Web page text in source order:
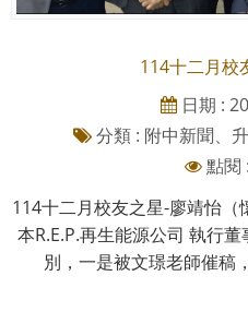
114十二月校
日期 :
分類 : 附中新聞、
點閱
114十二月校友之星-廖靖怡
本R.E.P.再生能源公司 執行
別，一是被文璟老師催稿